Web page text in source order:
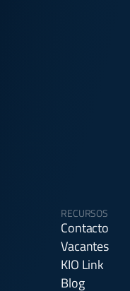
RECURSOS
Contacto
Vacantes
KIO Link
Blog